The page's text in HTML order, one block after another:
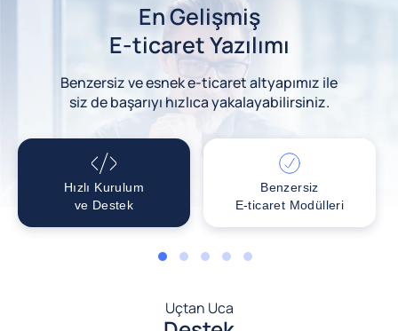
En Gelişmiş
E-ticaret Yazılımı
Benzersiz ve esnek e-ticaret altyapımız ile
siz de başarıyı hızlıca yakalayabilirsiniz.
Hızlı Kurulum
ve Destek
Benzersiz
E-ticaret Modülleri
1 2 3 4 5
Uçtan Uca